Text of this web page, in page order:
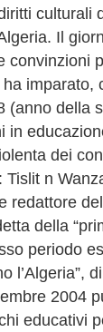
culturali
Il
convinzioni
imparato,
(anno della
in
dei
Tislit n
redattore
della
periodo
l’Algeria”,
2004
educativi